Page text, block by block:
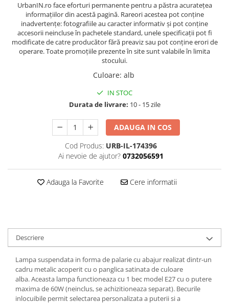
UrbanIN.ro face eforturi permanente pentru a păstra acurateţea
informaţiilor din acestă pagină. Rareori acestea pot conţine
inadvertenţe: fotografiile au caracter informativ şi pot conţine
accesorii neincluse în pachetele standard, unele specificaţii pot fi
modificate de catre producător fără preaviz sau pot conţine erori de
operare. Toate promoţiile prezente în site sunt valabile în limita
stocului.
Culoare: alb
IN STOC
Durata de livrare: 10 - 15 zile
ADAUGA IN COS
Cod Produs: URB-IL-174396
Ai nevoie de ajutor? 0732056591
Adauga la Favorite Cere informatii
Descriere
Lampa suspendata in forma de palarie cu abajur realizat dintr-un
cadru metalic acoperit cu o panglica satinata de culoare
alba. Aceasta lampa functioneaza cu 1 bec model E27 cu o putere
maxima de 60W (neinclus, se achizitioneaza separat). Becurile
inlocuibile permit selectarea personalizata a puterii si a